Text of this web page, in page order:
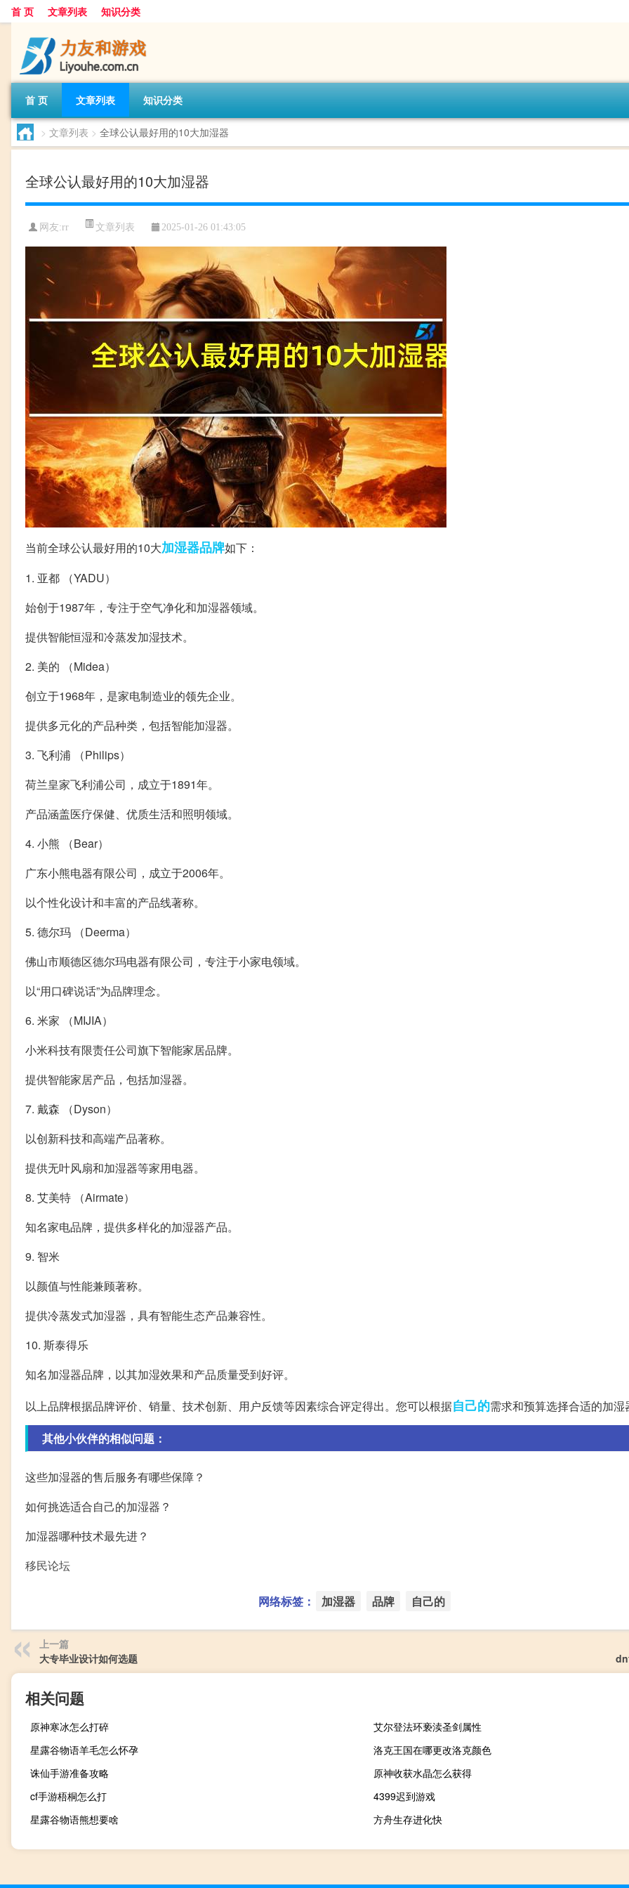
首 页 文章列表 知识分类
首 页 文章列表 知识分类
> 文章列表 > 全球公认最好用的10大加湿器
全球公认最好用的10大加湿器
网友:rr 文章列表 2025-01-26 01:43:05
当前全球公认最好用的10大加湿器品牌如下：
1. 亚都 （YADU）
始创于1987年，专注于空气净化和加湿器领域。
提供智能恒湿和冷蒸发加湿技术。
2. 美的 （Midea）
创立于1968年，是家电制造业的领先企业。
提供多元化的产品种类，包括智能加湿器。
3. 飞利浦 （Philips）
荷兰皇家飞利浦公司，成立于1891年。
产品涵盖医疗保健、优质生活和照明领域。
4. 小熊 （Bear）
广东小熊电器有限公司，成立于2006年。
以个性化设计和丰富的产品线著称。
5. 德尔玛 （Deerma）
佛山市顺德区德尔玛电器有限公司，专注于小家电领域。
以“用口碑说话”为品牌理念。
6. 米家 （MIJIA）
小米科技有限责任公司旗下智能家居品牌。
提供智能家居产品，包括加湿器。
7. 戴森 （Dyson）
以创新科技和高端产品著称。
提供无叶风扇和加湿器等家用电器。
8. 艾美特 （Airmate）
知名家电品牌，提供多样化的加湿器产品。
9. 智米
以颜值与性能兼顾著称。
提供冷蒸发式加湿器，具有智能生态产品兼容性。
10. 斯泰得乐
知名加湿器品牌，以其加湿效果和产品质量受到好评。
以上品牌根据品牌评价、销量、技术创新、用户反馈等因素综合评定得出。您可以根据自己的需求和预算选择合适的加湿
其他小伙伴的相似问题：
这些加湿器的售后服务有哪些保障？
如何挑选适合自己的加湿器？
加湿器哪种技术最先进？
移民论坛
网络标签： 加湿器 品牌 自己的
上一篇
大专毕业设计如何选题
相关问题
原神寒冰怎么打碎
艾尔登法环亵渎圣剑属性
星露谷物语羊毛怎么怀孕
洛克王国在哪更改洛克颜色
诛仙手游准备攻略
原神收获水晶怎么获得
cf手游梧桐怎么打
4399迟到游戏
星露谷物语熊想要啥
方舟生存进化快